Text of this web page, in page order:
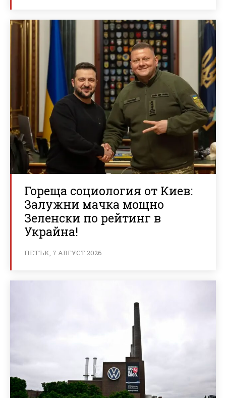
Гореща социология от Киев:
Залужни мачка мощно
Зеленски по рейтинг в
Украйна!
ПЕТЪК, 7 АВГУСТ 2026